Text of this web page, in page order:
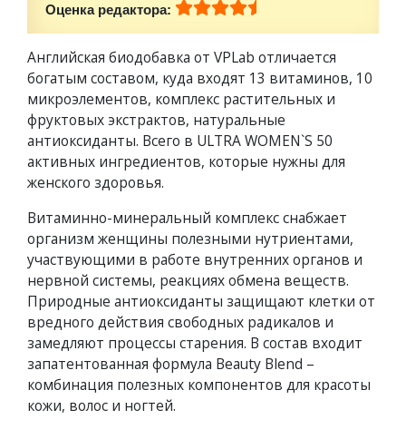
Оценка редактора:
Английская биодобавка от VPLab отличается
богатым составом, куда входят 13 витаминов, 10
микроэлементов, комплекс растительных и
фруктовых экстрактов, натуральные
антиоксиданты. Всего в ULTRA WOMEN`S 50
активных ингредиентов, которые нужны для
женского здоровья.
Витаминно-минеральный комплекс снабжает
организм женщины полезными нутриентами,
участвующими в работе внутренних органов и
нервной системы, реакциях обмена веществ.
Природные антиоксиданты защищают клетки от
вредного действия свободных радикалов и
замедляют процессы старения. В состав входит
запатентованная формула Beauty Blend –
комбинация полезных компонентов для красоты
кожи, волос и ногтей.